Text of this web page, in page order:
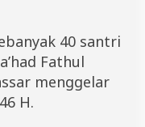
40 santri
Fathul
menggelar
H.